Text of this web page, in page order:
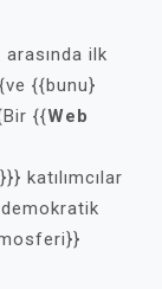
ilk
{{bunu}
{{Web
katılımcılar